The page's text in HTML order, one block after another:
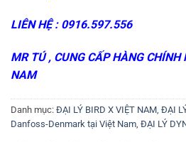
LIÊN HỆ : 0916.597.556
MR TÚ , CUNG CẤP HÀNG CHÍNH
NAM
Danh mục: ĐẠI LÝ BIRD X VIỆT NAM, ĐẠI
Danfoss-Denmark tại Việt Nam, ĐẠI LÝ